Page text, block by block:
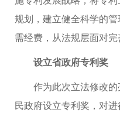
规划，建立健全科学的
需经费，从法规层面对完
设立省政府专利奖
作为此次立法修改的
民政府设立专利奖，对